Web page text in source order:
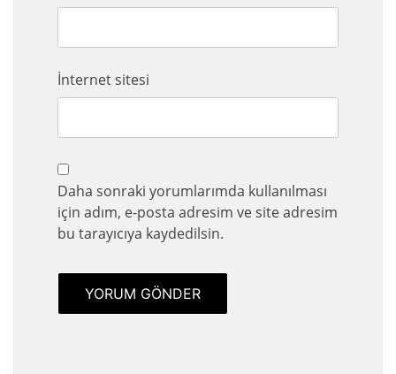
İnternet sitesi
Daha sonraki yorumlarımda kullanılması
için adım, e-posta adresim ve site adresim
bu tarayıcıya kaydedilsin.